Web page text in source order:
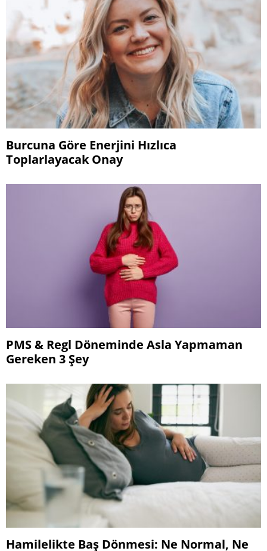
Burcuna Göre Enerjini Hızlıca
Toplarlayacak Onay
PMS & Regl Döneminde Asla Yapmaman
Gereken 3 Şey
Hamilelikte Baş Dönmesi: Ne Normal, Ne